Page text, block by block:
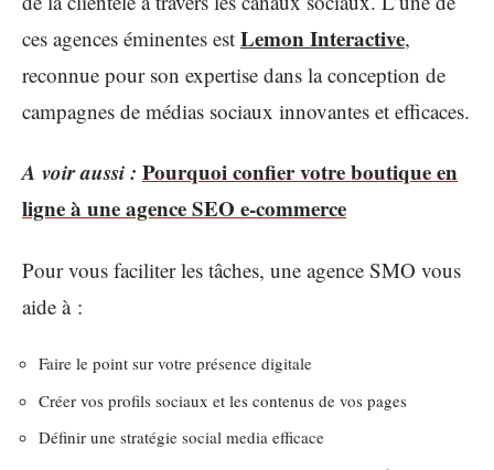
ces agences éminentes est Lemon Interactive,
reconnue pour son expertise dans la conception de
campagnes de médias sociaux innovantes et efficaces.
A voir aussi : Pourquoi confier votre boutique en
ligne à une agence SEO e-commerce
Pour vous faciliter les tâches, une agence SMO vous
aide à :
Faire le point sur votre présence digitale
Créer vos profils sociaux et les contenus de vos pages
Définir une stratégie social media efficace